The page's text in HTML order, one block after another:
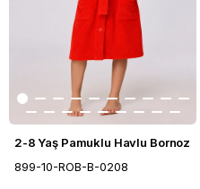
2-8 Yaş Pamuklu Havlu Bornoz
899-10-ROB-B-0208